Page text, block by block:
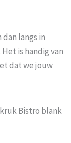
langs in
is handig van
dat we jouw
Bistro blank